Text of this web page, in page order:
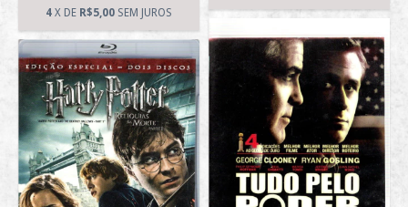
4 X DE R$5,00 SEM JUROS